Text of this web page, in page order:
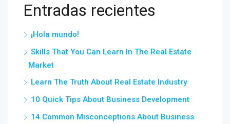
Entradas recientes
¡Hola mundo!
Skills That You Can Learn In The Real Estate
Market
Learn The Truth About Real Estate Industry
10 Quick Tips About Business Development
14 Common Misconceptions About Business